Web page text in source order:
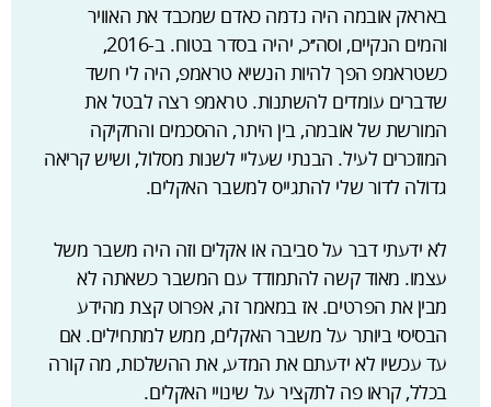
באראק אובמה היה נדמה כאדם שמכבד את האוויר
והמים הנקיים, וסה׳׳כ, יהיה בסדר בטוח. ב-2016,
כשטראמפ הפך להיות הנשיא טראמפ, היה לי חשד
שדברים עומדים להשתנות. טראמפ רצה לבטל את
המורשת של אובמה, בין היתר, ההסכמים והחקיקה
המוזכרים לעיל. הבנתי שעליי לשנות מסלול, ושיש קריאה
גדולה לדור שלי להתגייס למשבר האקלים.
לא ידעתי דבר על סביבה או אקלים וזה היה משבר משל
עצמו. מאוד קשה להתמודד עם המשבר כשאתה לא
מבין את הפרטים. אז במאמר זה, אפרוט קצת מהידע
הבסיסי ביותר על משבר האקלים, ממש למתחילים. אם
עד עכשיו לא ידעתם את המדע, את ההשלכות, מה קורה
בכלל, קראו פה לתקציר על שינויי האקלים.